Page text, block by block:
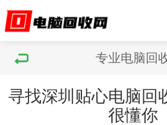
专业电脑回
寻找深圳贴心电脑回
很懂你